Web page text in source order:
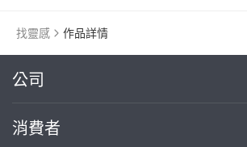
找靈感 作品詳情
公司
關於我們
消費者
繼續完成